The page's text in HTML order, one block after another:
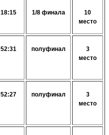
18:15 1/8 финала
10
место
52:31 полуфинал
3
место
52:27 полуфинал
3
место